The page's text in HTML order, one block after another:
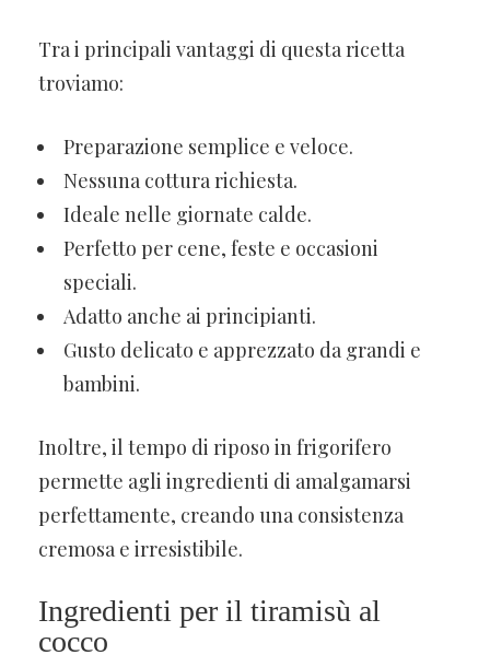
Tra i principali vantaggi di questa ricetta
troviamo:
Preparazione semplice e veloce.
Nessuna cottura richiesta.
Ideale nelle giornate calde.
Perfetto per cene, feste e occasioni
speciali.
Adatto anche ai principianti.
Gusto delicato e apprezzato da grandi e
bambini.
Inoltre, il tempo di riposo in frigorifero
permette agli ingredienti di amalgamarsi
perfettamente, creando una consistenza
cremosa e irresistibile.
Ingredienti per il tiramisù al
cocco